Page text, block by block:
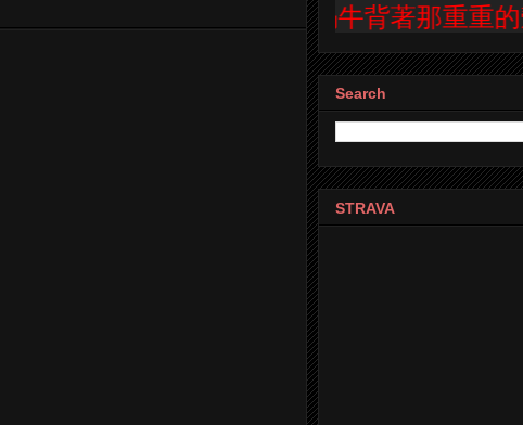
蝸牛背著那重重的殼，一
Search
STRAVA